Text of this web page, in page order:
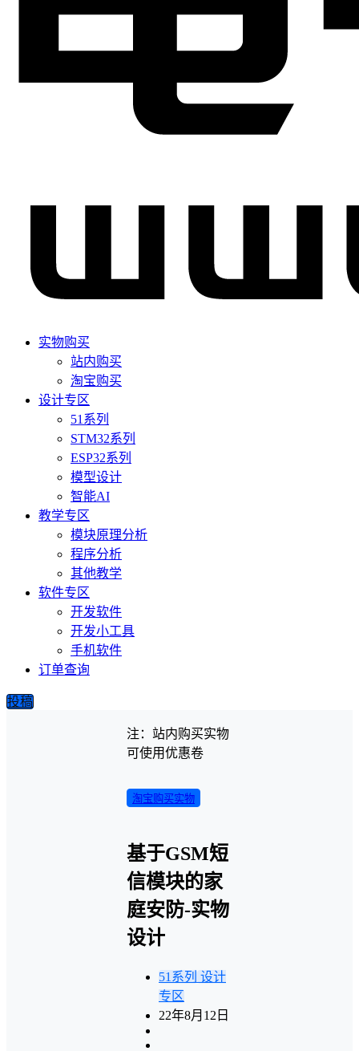
实物购买
站内购买
淘宝购买
设计专区
51系列
STM32系列
ESP32系列
模型设计
智能AI
教学专区
模块原理分析
程序分析
其他教学
软件专区
开发软件
开发小工具
手机软件
订单查询
投稿
注：站内购买实物
可使用优惠卷
淘宝购买实物
基于GSM短
信模块的家
庭安防-实物
设计
51系列 设计
专区
22年8月12日